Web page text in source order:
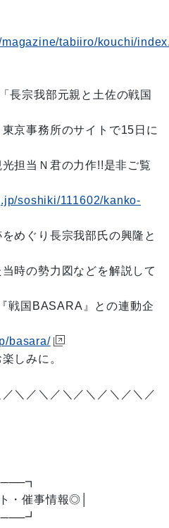
tabiiro/kouchi/
長宗我部元親と土佐の戦国
京事務所のサイトで15日に
担当Ｎ君の力作!!是非ご覧
soshiki/111602/kanko-
めぐり長宗我部氏の興隆と
時の勢力図などを解説して
戦国BASARA』との連動企
basara/
しみに。
＼／＼／＼／＼／＼／＼／
・催事情報◎│